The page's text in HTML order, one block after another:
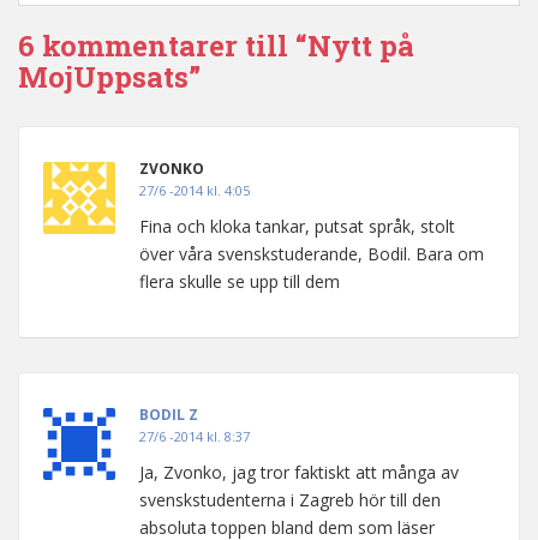
6 kommentarer till “Nytt på
MojUppsats”
ZVONKO
27/6 -2014 kl. 4:05
Fina och kloka tankar, putsat språk, stolt
över våra svenskstuderande, Bodil. Bara om
flera skulle se upp till dem
BODIL Z
27/6 -2014 kl. 8:37
Ja, Zvonko, jag tror faktiskt att många av
svenskstudenterna i Zagreb hör till den
absoluta toppen bland dem som läser